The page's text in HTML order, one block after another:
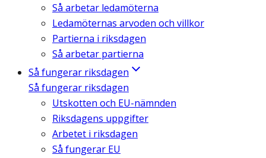
Så arbetar ledamöterna
Ledamöternas arvoden och villkor
Partierna i riksdagen
Så arbetar partierna
Så fungerar riksdagen
Så fungerar riksdagen
Utskotten och EU-nämnden
Riksdagens uppgifter
Arbetet i riksdagen
Så fungerar EU